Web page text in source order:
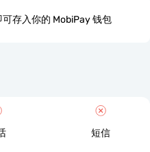
存入你的 MobiPay 钱包
短信